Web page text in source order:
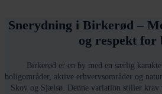
Snerydning i Birkerød –
og respekt for
Birkerød er en by med en særlig
boligområder, aktive erhvervsområder og
Skov og Sjælsø. Denne variation stiller